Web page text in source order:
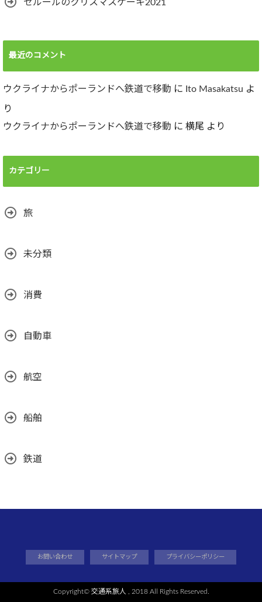
セルールのクリスマスケーキ2021
最近のコメント
ウクライナからポーランドへ鉄道で移動 に Ito Masakatsu よ
り
ウクライナからポーランドへ鉄道で移動 に 横尾 より
カテゴリー
旅
未分類
消費
自動車
航空
船舶
鉄道
お問い合わせ サイトマップ プライバシーポリシー
Copyright© 交通系旅人 , 2018 All Rights Reserved.